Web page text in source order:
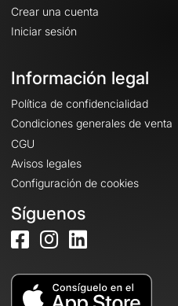
Crear una cuenta
Iniciar sesión
Información legal
Política de confidencialidad
Condiciones generales de venta
CGU
Avisos legales
Configuración de cookies
Síguenos